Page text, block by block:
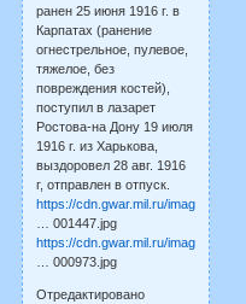
ранен 25 июня 1916 г. в
Карпатах (ранение
огнестрельное, пулевое,
тяжелое, без
повреждения костей),
поступил в лазарет
Ростова-на Дону 19 июля
1916 г. из Харькова,
выздоровел 28 авг. 1916
г, отправлен в отпуск.
https://cdn.gwar.mil.ru/imagesfww/
… 001447.jpg
https://cdn.gwar.mil.ru/imagesfww/
… 000973.jpg
Отредактировано